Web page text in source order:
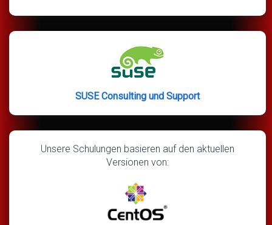
SUSE Consulting und Support
Unsere Schulungen basieren auf den aktuellen
Versionen von: